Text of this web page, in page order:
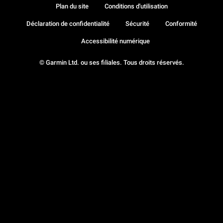
© Garmin Ltd. ou ses filiales. Tous droits réservés.
Plan du site Conditions d'utilisation
Déclaration de confidentialité Sécurité Conformité
Accessibilité numérique